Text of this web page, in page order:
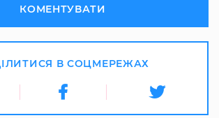
КОМЕНТУВАТИ
В СОЦМЕРЕЖАХ